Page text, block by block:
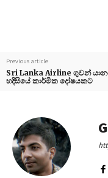
Previous article
Sri Lanka Airline ගුවන්
හදිසියේ කාර්මික දෝෂයකට